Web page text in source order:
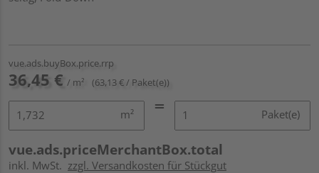
vue.ads.buyBox.price.rrp
36,45 € / m² (63,13 € / Paket(e))
m² Paket(e)
vue.ads.priceMerchantBox.total
inkl. MwSt. zzgl. Versandkosten für Stückgut